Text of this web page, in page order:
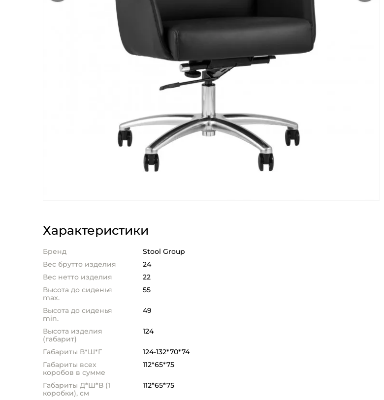
Характеристики
Бренд
Stool Group
Вес брутто изделия
24
Вес нетто изделия
22
Высота до сиденья
max.
55
Высота до сиденья
min.
49
Высота изделия
(габарит)
124
Габариты В*Ш*Г
124-132*70*74
Габариты всех
коробов в сумме
112*65*75
Габариты Д*Ш*В (1
коробки), см
112*65*75